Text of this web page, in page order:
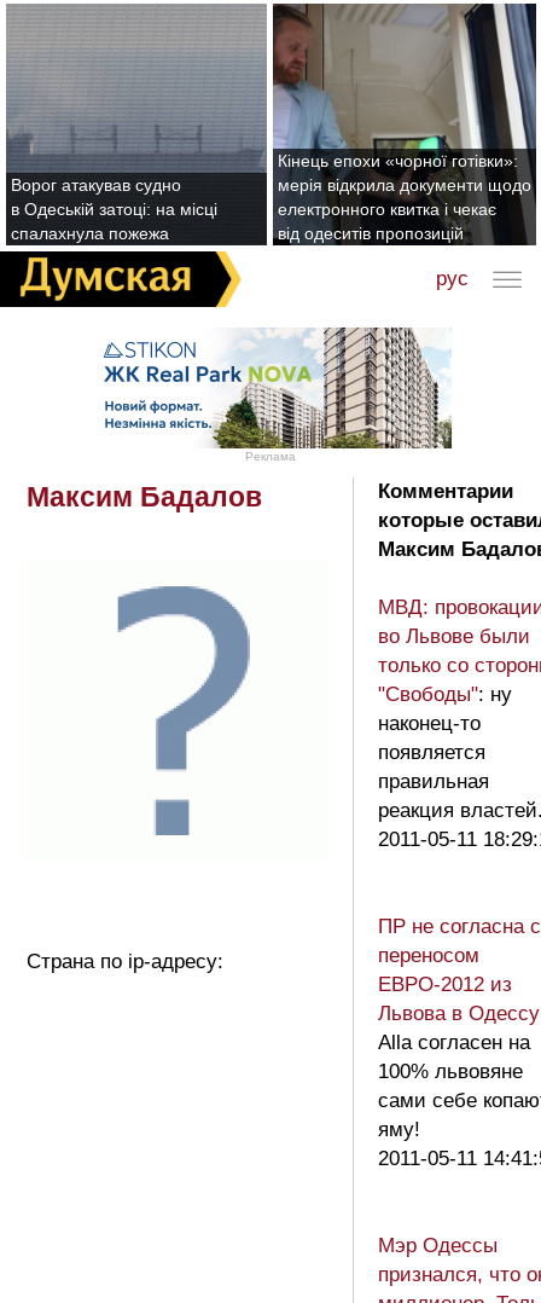
Ворог атакував судно
в Одеській затоці: на місці
спалахнула пожежа
Кінець епохи «чорної готівки»:
мерія відкрила документи щодо
електронного квитка і чекає
від одеситів пропозицій
рус
Реклама
Максим Бадалов
Страна по ip-адресу:
Комментарии
которые
Максим
МВД:
во Львове были
только со
"Свободы": ну
наконец-то
появляется
правильная
реакция
2011-05-11
ПР не согласна с
переносом
ЕВРО-2012 из
Львова в Одессу
Alla согласен на
100% львовяне
сами себе
яму!
2011-05-11
Мэр Одессы
признался, что